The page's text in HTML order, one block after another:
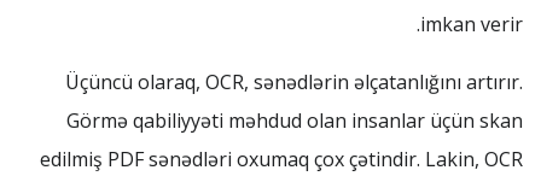
imkan verir.
Üçüncü olaraq, OCR, sənədlərin əlçatanlığını artırır.
Görmə qabiliyyəti məhdud olan insanlar üçün skan
edilmiş PDF sənədləri oxumaq çox çətindir. Lakin, OCR